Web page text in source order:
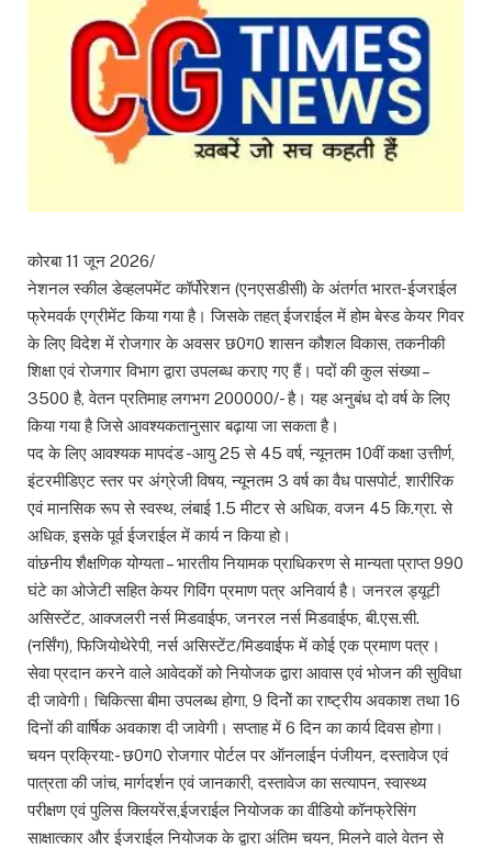
कोरबा 11 जून 2026/
नेशनल स्कील डेव्हलपमेंट कॉर्पोरेशन (एनएसडीसी) के अंतर्गत भारत-ईजराईल
फ्रेमवर्क एग्रीमेंट किया गया है। जिसके तहत् ईजराईल में होम बेस्ड केयर गिवर
के लिए विदेश में रोजगार के अवसर छ0ग0 शासन कौशल विकास, तकनीकी
शिक्षा एवं रोजगार विभाग द्वारा उपलब्ध कराए गए हैं। पदों की कुल संख्या –
3500 है, वेतन प्रतिमाह लगभग 200000/- है। यह अनुबंध दो वर्ष के लिए
किया गया है जिसे आवश्यकतानुसार बढ़ाया जा सकता है।
पद के लिए आवश्यक मापदंड -आयु 25 से 45 वर्ष, न्यूनतम 10वीं कक्षा उत्तीर्ण,
इंटरमीडिएट स्तर पर अंग्रेजी विषय, न्यूनतम 3 वर्ष का वैध पासपोर्ट, शारीरिक
एवं मानसिक रूप से स्वस्थ, लंबाई 1.5 मीटर से अधिक, वजन 45 कि.ग्रा. से
अधिक, इसके पूर्व ईजराईल में कार्य न किया हो।
वांछनीय शैक्षणिक योग्यता – भारतीय नियामक प्राधिकरण से मान्यता प्राप्त 990
घंटे का ओजेटी सहित केयर गिविंग प्रमाण पत्र अनिवार्य है। जनरल ड्यूटी
असिस्टेंट, आक्जलरी नर्स मिडवाईफ, जनरल नर्स मिडवाईफ, बी.एस.सी.
(नर्सिंग), फिजियोथेरेपी, नर्स असिस्टेंट/मिडवाईफ में कोई एक प्रमाण पत्र।
सेवा प्रदान करने वाले आवेदकों को नियोजक द्वारा आवास एवं भोजन की सुविधा
दी जावेगी। चिकित्सा बीमा उपलब्ध होगा, 9 दिनोें का राष्ट्रीय अवकाश तथा 16
दिनों की वार्षिक अवकाश दी जावेगी। सप्ताह में 6 दिन का कार्य दिवस होगा।
चयन प्रक्रिया:- छ0ग0 रोजगार पोर्टल पर ऑनलाईन पंजीयन, दस्तावेज एवं
पात्रता की जांच, मार्गदर्शन एवं जानकारी, दस्तावेज का सत्यापन, स्वास्थ्य
परीक्षण एवं पुलिस क्लियरेंस,ईजराईल नियोजक का वीडियो कॉनफ्रेसिंग
साक्षात्कार और ईजराईल नियोजक के द्वारा अंतिम चयन, मिलने वाले वेतन से